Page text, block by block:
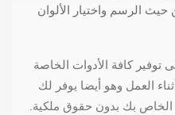
الرسم واختيار الألوان
توفير كافة الأدوات الخاصة
العمل وهو أيضا يوفر لك
الخاص بك بدون حقوق ملكية.